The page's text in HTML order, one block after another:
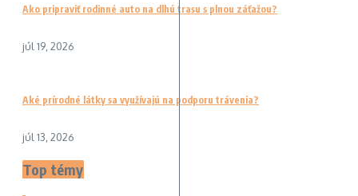
Ako pripraviť rodinné auto na dlhú trasu s plnou záťažou?
júl 19, 2026
Aké prírodné látky sa využívajú na podporu trávenia?
júl 13, 2026
Top témy